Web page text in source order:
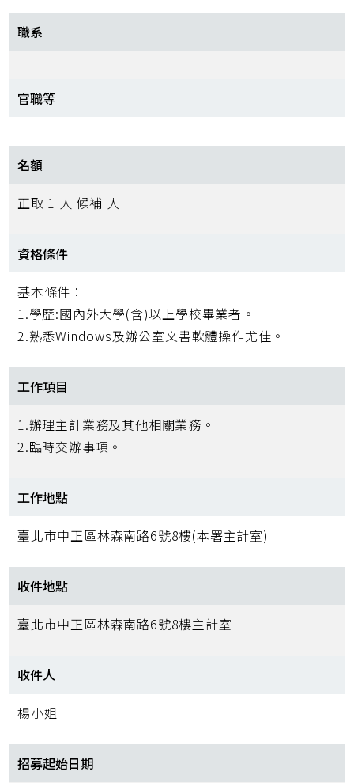
職系
官職等
名額
正取 1 人 候補 人
資格條件
基本條件：
1.學歷:國內外大學(含)以上學校畢業者。
2.熟悉Windows及辦公室文書軟體操作尤佳。
工作項目
1.辦理主計業務及其他相關業務。
2.臨時交辦事項。
工作地點
臺北市中正區林森南路6號8樓(本署主計室)
收件地點
臺北市中正區林森南路6號8樓主計室
收件人
楊小姐
招募起始日期